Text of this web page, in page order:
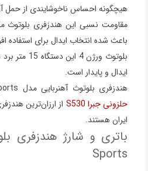
هیچگونه احساس ناخوشایندی از
مقاومت نسبی این هندزفری بلوتوث
باعث شده انتخاب ایدال برای استفاده
بلوتوث ورژن
ایدال و پایدار است.
هندزفری بلوتوث آهنربایی مدل Sports در کنار
حلزونی جبرا S530
از ارزان‌ترین
ایران هستند.
باتری و شارژ هندزفری
Sports